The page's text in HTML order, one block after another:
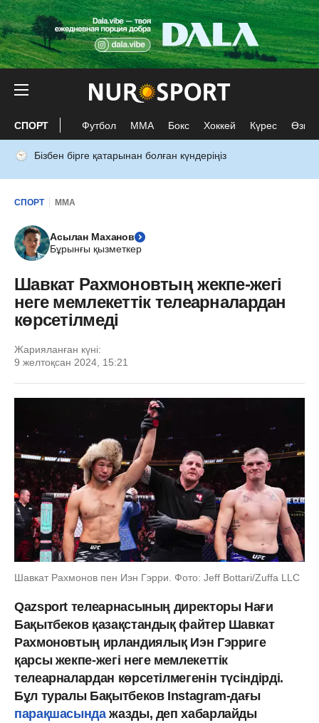
СПОРТ Футбол ММА Бокс Хоккей Күрес Өзге
Бізбен бірге қатарынан болған күндеріңіз
СПОРТ ММА
Асылан Маханов
Бұрынғы қызметкер
Шавкат Рахмоновтың жекпе-жегі
неге мемлекеттік телеарналардан
көрсетілмеді
Жарияланған күні:
9 желтоқсан 2024, 15:21
Шавкат Рахмонов пен Иэн Гэрри. Фото: Jeff Bottari/Zuffa LLC
Qazsport телеарнасының директоры Нағи
Бақытбеков қазақстандық файтер Шавкат
Рахмоновтың ирландиялық Иэн Гэрриге
қарсы жекпе-жегі неге мемлекеттік
телеарналардан көрсетілмегенін түсіндірді.
Бұл туралы Бақытбеков Instagram-дағы
парақшасындажазды, деп хабарлайды